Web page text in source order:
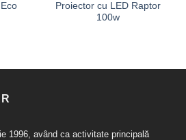
Proiector cu LED Raptor
100w
1996, având ca activitate principală